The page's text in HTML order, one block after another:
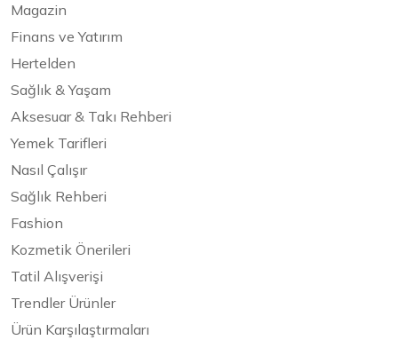
Magazin
Finans ve Yatırım
Hertelden
Sağlık & Yaşam
Aksesuar & Takı Rehberi
Yemek Tarifleri
Nasıl Çalışır
Sağlık Rehberi
Fashion
Kozmetik Önerileri
Tatil Alışverişi
Trendler Ürünler
Ürün Karşılaştırmaları